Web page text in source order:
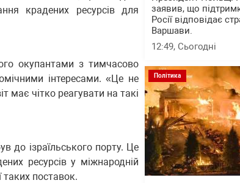
крадених ресурсів для
окупантами з тимчасово
інтересами. «Це не
має чітко реагувати на такі
до ізраїльського порту. Це
ресурсів у міжнародній
таких поставок.
заявив, що
Росії відповідає
Варшави.
12:49, Сьогодні
Політика